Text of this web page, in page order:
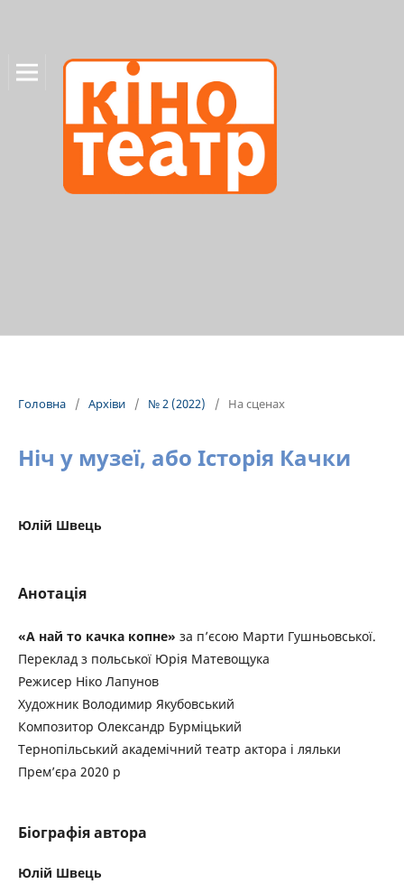
Головна / Архіви / № 2 (2022) / На сценах
Ніч у музеї, або Історія Качки
Юлій Швець
Анотація
«А най то качка копне» за п’єсою Марти Гушньовської.
Переклад з польської Юрiя Матевощука
Режисер Нiко Лапунов
Художник Володимир Якубовський
Композитор Олександр Бурмiцький
Тернопiльський академiчний театр актора i ляльки
Прем’єра 2020 р
Біографія автора
Юлій Швець